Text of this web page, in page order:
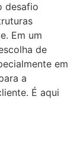
desafio
Em um
de
em
a
É aqui